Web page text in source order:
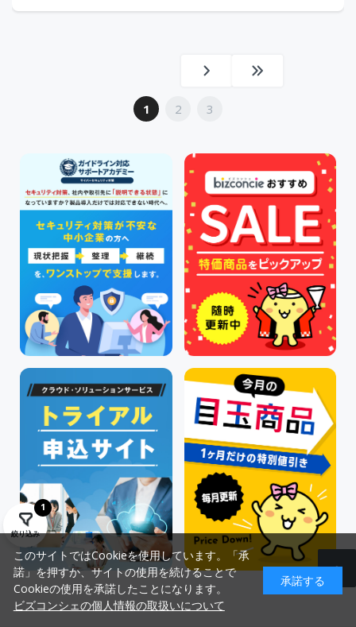
1 2 3
1
絞り込み
このサイトではCookieを使用しています。「承
諾」を押すか、サイトの使用を続けることで
Cookieの使用を承諾したことになります。
ビズコンシェの個人情報の取扱いについて
承諾する